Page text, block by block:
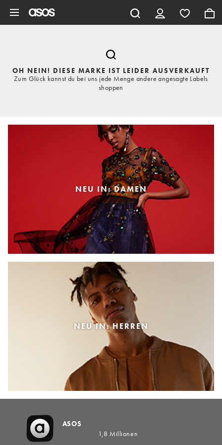
OH NEIN! DIESE MARKE IST LEIDER AUSVERKAUFT
Zum Glück kannst du bei uns jede Menge andere angesagte Labels
shoppen
NEU IN: DAMEN
NEU IN: HERREN
ASOS
1,8 Millionen